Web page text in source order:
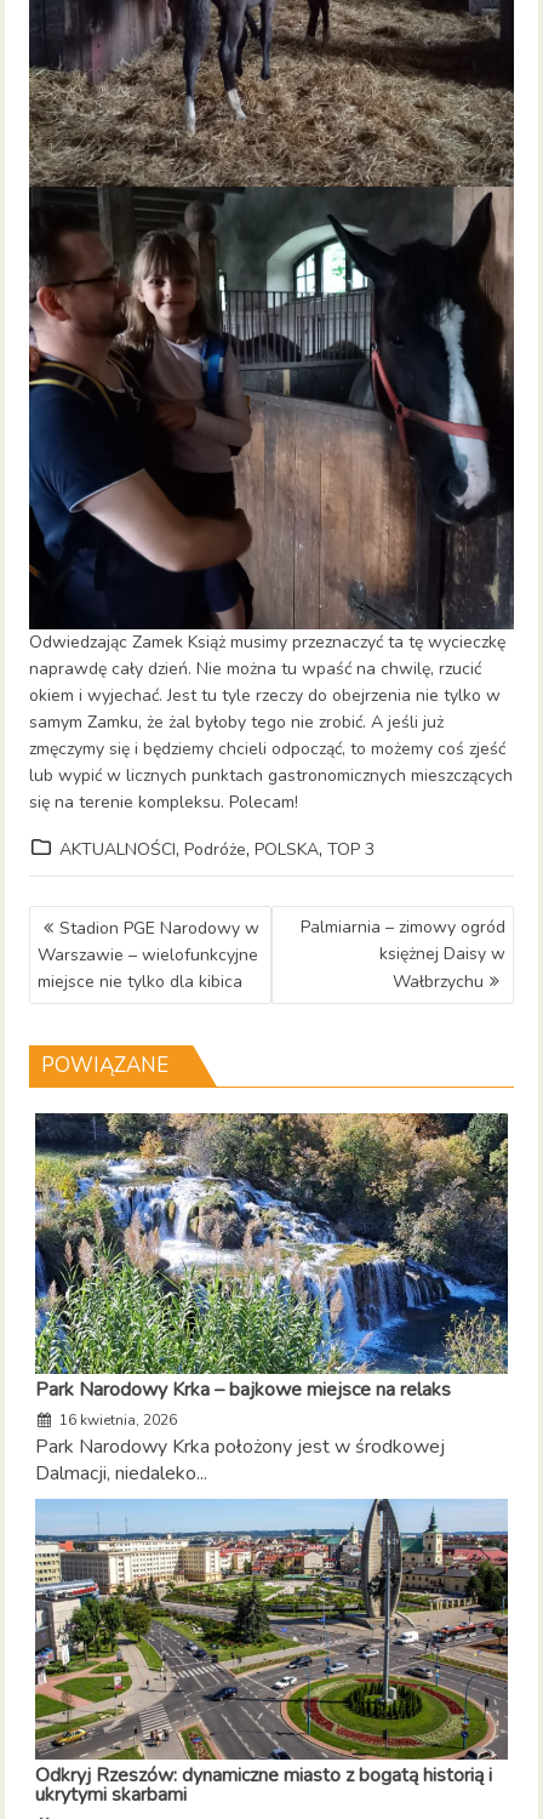
Odwiedzając Zamek Książ musimy przeznaczyć ta tę wycieczkę
naprawdę cały dzień. Nie można tu wpaść na chwilę, rzucić
okiem i wyjechać. Jest tu tyle rzeczy do obejrzenia nie tylko w
samym Zamku, że żal byłoby tego nie zrobić. A jeśli już
zmęczymy się i będziemy chcieli odpocząć, to możemy coś zjeść
lub wypić w licznych punktach gastronomicznych mieszczących
się na terenie kompleksu. Polecam!
AKTUALNOŚCI,Podróże,POLSKA,TOP 3
Nawigacja
wpisu
Stadion PGE Narodowy w
Warszawie – wielofunkcyjne
miejsce nie tylko dla kibica
Palmiarnia – zimowy ogród
księżnej Daisy w
Wałbrzychu
POWIĄZANE
Park Narodowy Krka – bajkowe miejsce na relaks
16 kwietnia, 2026
Park Narodowy Krka położony jest w środkowej
Dalmacji, niedaleko...
Odkryj Rzeszów: dynamiczne miasto z bogatą historią i
ukrytymi skarbami